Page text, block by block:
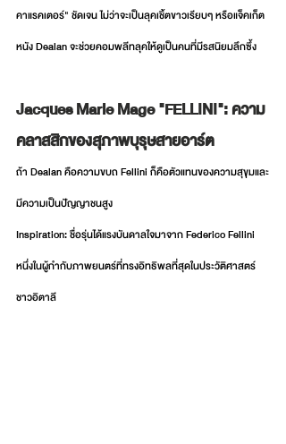
คาแรคเตอร์" ชัดเจน ไม่ว่าจะเป็นลุคเชิ้ตขาวเรียบๆ หรือแจ็คเก็ต
หนัง Dealan จะช่วยคอมพลีทลุคให้ดูเป็นคนที่มีรสนิยมลึกซึ้ง
Jacques Marie Mage "FELLINI": ความ
คลาสสิกของสุภาพบุรุษสายอาร์ต
ถ้า Dealan คือความขบถ Fellini ก็คือตัวแทนของความสุขุมและ
มีความเป็นปัญญาชนสูง
Inspiration: ชื่อรุ่นได้แรงบันดาลใจมาจาก Federico Fellini
หนึ่งในผู้กำกับภาพยนตร์ที่ทรงอิทธิพลที่สุดในประวัติศาสตร์
ชาวอิตาลี